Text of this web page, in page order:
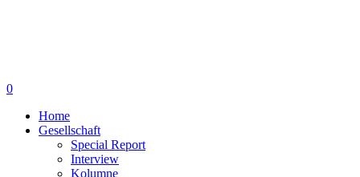
0
Home
Gesellschaft
Special Report
Interview
Kolumne